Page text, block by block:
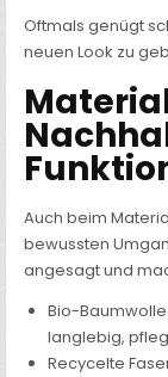
Oftmals genügt
neuen Look zu
Auch beim
bewussten
angesagt und
Bio-
langlebig,
Recycelte